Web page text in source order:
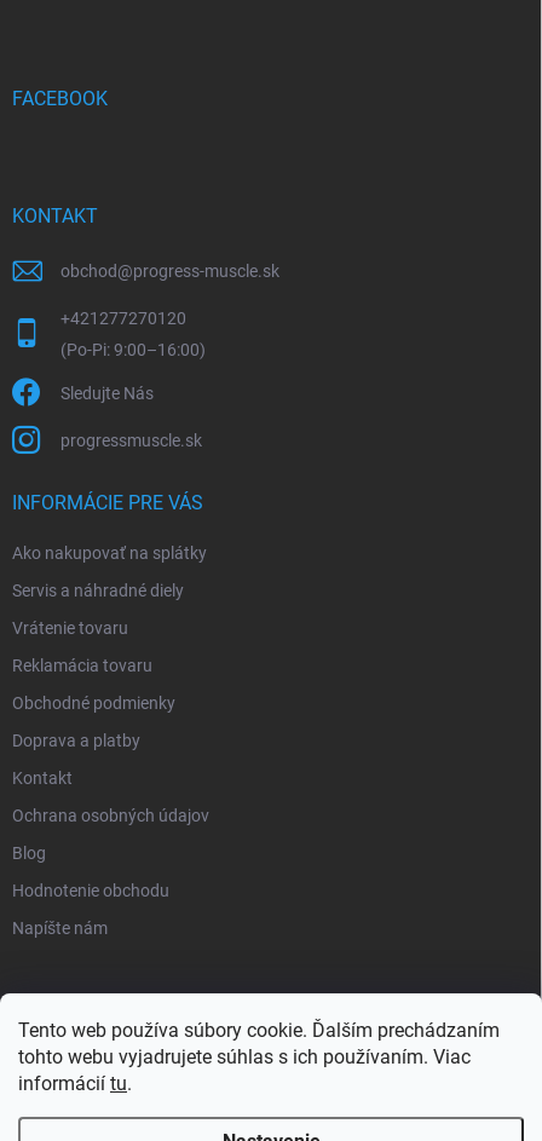
Tento web používa súbory cookie. Ďalším prechádzaním
tohto webu vyjadrujete súhlas s ich používaním. Viac
informácií tu.
FACEBOOK
KONTAKT
obchod@progress-muscle.sk
+421277270120
Sledujte Nás
progressmuscle.sk
INFORMÁCIE PRE VÁS
Ako nakupovať na splátky
Servis a náhradné diely
Vrátenie tovaru
Reklamácia tovaru
Obchodné podmienky
Doprava a platby
Kontakt
Ochrana osobných údajov
Blog
Hodnotenie obchodu
Napíšte nám